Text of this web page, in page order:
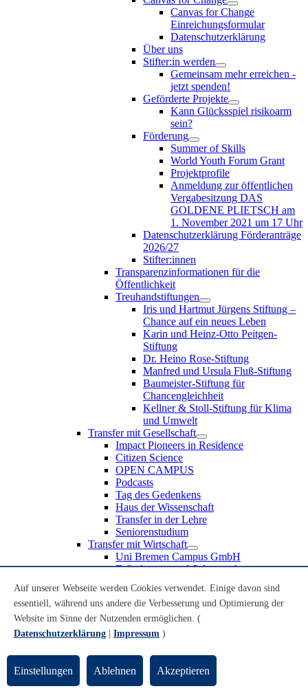
Canvas for Change
Einreichungsformular
Datenschutzerklärung
Über uns
Stifter:in werden
Gemeinsam mehr erreichen -
jetzt spenden!
Geförderte Projekte
Kann Glücksspiel risikoarm
sein?
Förderung
Summer of Skills
World Youth Forum Grant
Projektprofile
Anmeldung zur öffentlichen
Vergabesitzung DAS
GOLDENE PLIETSCH am
1. November 2021 um 17 Uhr
Datenschutzerklärung Förderanträge
2026/27
Stifter:innen
Transparenzinformationen für die
Öffentlichkeit
Treuhandstiftungen
Iris und Hartmut Jürgens Stiftung –
Chance auf ein neues Leben
Karin und Heinz-Otto Peitgen-
Stiftung
Dr. Heino Rose-Stiftung
Manfred und Ursula Fluß-Stiftung
Baumeister-Stiftung für
Chancengleichheit
Kellner & Stoll-Stiftung für Klima
und Umwelt
Transfer mit Gesellschaft
Impact Pioneers in Residence
Citizen Science
OPEN CAMPUS
Podcasts
Tag des Gedenkens
Haus der Wissenschaft
Transfer in der Lehre
Seniorenstudium
Transfer mit Wirtschaft
Uni Bremen Campus GmbH
Erfindungen und Schutzrechte
Recruiting an der Universität Bremen
Weiterbildung an der Universität Bremen
Transfer mit Schule
Schülerinnen und Schüler
Schulklassen
Lehrkräfte
Gründungsunterstützung
Auf unserer Webseite werden Cookies verwendet. Einige davon sind
essentiell, während uns andere die Verbesserung und Optimierung der
Website im Sinne der Nutzenden ermöglichen. (
Datenschutzerklärung
Impressum )
Einstellungen Ablehnen Akzeptieren